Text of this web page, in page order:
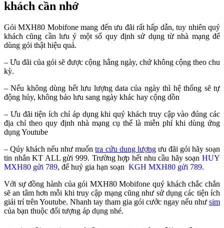
khách cần nhớ
Gói MXH80 Mobifone mang đến ưu đãi rất hấp dẫn, tuy nhiên quý
khách cũng cần lưu ý một số quy định sử dụng từ nhà mạng để
dùng gói thật hiệu quả.
– Ưu đãi của gói sẽ được cộng hằng ngày, chứ không cộng theo chu
kỳ.
– Nếu không dùng hết lưu lượng data của ngày thì hệ thống sẽ tự
động hủy, không bảo lưu sang ngày khác hay cộng dồn
– Ưu đãi tiện ích chỉ áp dụng khi quý khách truy cập vào đúng các
địa chỉ theo quy định nhà mạng cụ thể là miễn phí khi dùng ứng
dụng Youtube
– Qúy khách nếu như muốntra cứu dung lượngưu đãi gói hãy soạn
tin nhắnKT ALL gửi 999. Trường hợp hết nhu cầu hãy soạn HUY
MXH80 gửi 789, để huỷ gia hạn soạn KGH MXH80 gửi 789.
Với sự đồng hành của gói MXH80 Mobifone quý khách chắc chắn
sẽ an tâm hơn mỗi khi truy cập mạng cũng như sử dụng các tiện ích
giải trí trên Youtube. Nhanh tay tham gia gói cước ngay nếu như sim
của bạn thuộc đối tượng áp dụng nhé.